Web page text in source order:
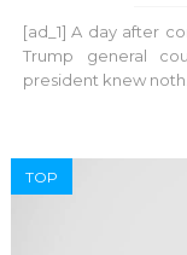
[ad_1] A day after
Trump general
president knew
TOP